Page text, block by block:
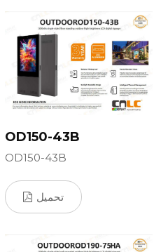
OD150-43B
OD150-43B
تحميل